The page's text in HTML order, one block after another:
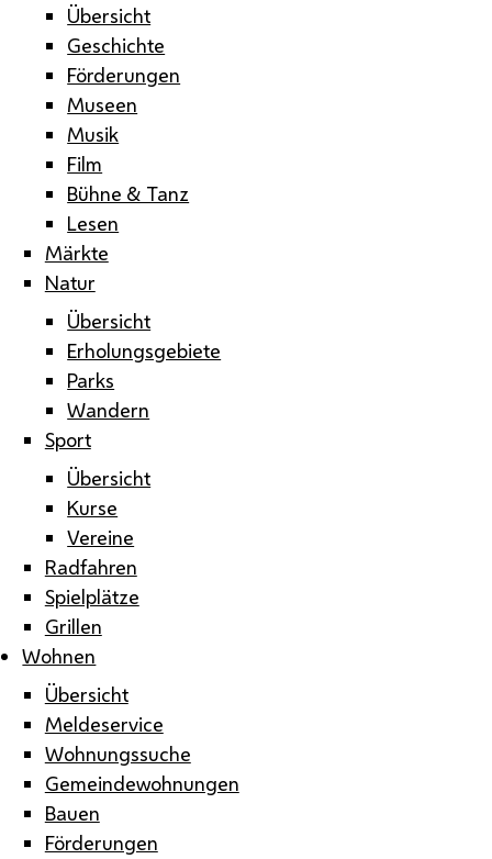
Übersicht
Geschichte
Förderungen
Museen
Musik
Film
Bühne & Tanz
Lesen
Märkte
Natur
Übersicht
Erholungsgebiete
Parks
Wandern
Sport
Übersicht
Kurse
Vereine
Radfahren
Spielplätze
Grillen
Wohnen
Übersicht
Meldeservice
Wohnungssuche
Gemeindewohnungen
Bauen
Förderungen